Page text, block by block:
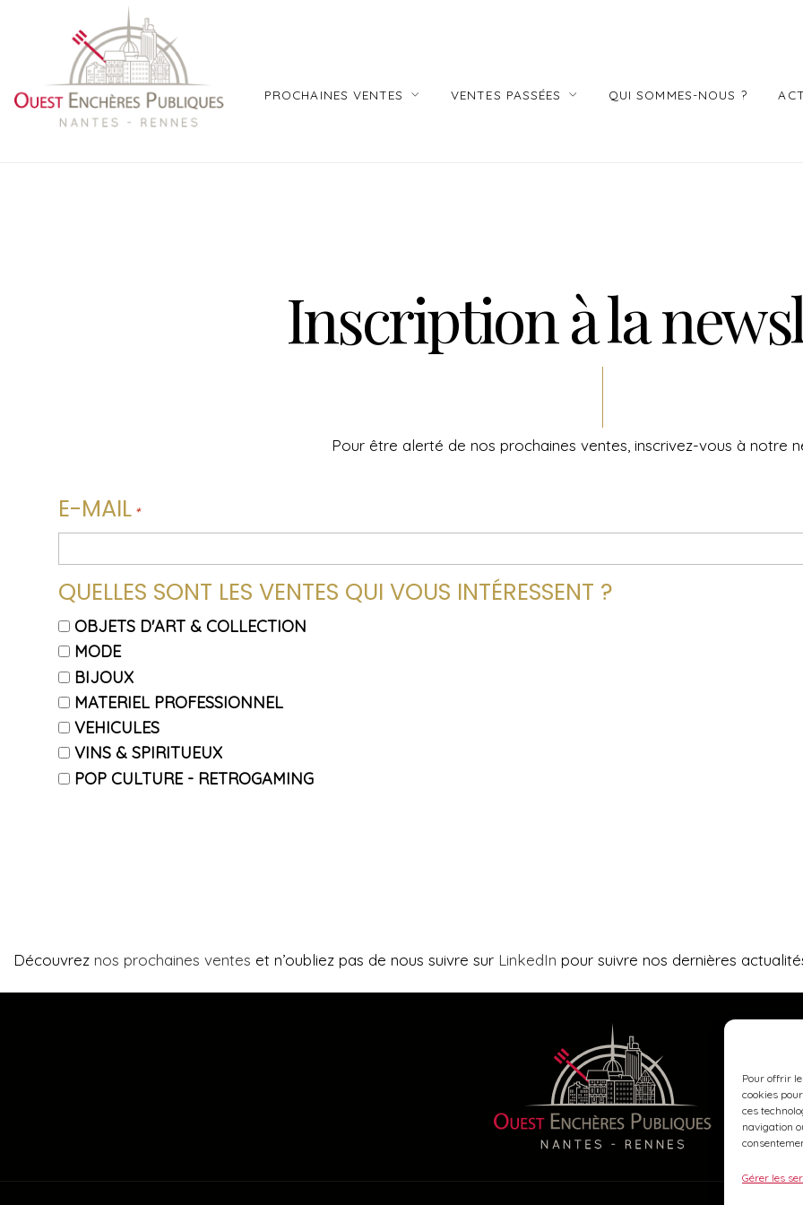
Pour offrir
cookies
ces
navigation
Gérer les
PROCHAINES VENTES VENTES PASSÉES QUI SOMMES-NOUS ?
Inscription à la
Pour être alerté de nos prochaines ventes, inscrivez-vous à notre
E-MAIL *
QUELLES SONT LES VENTES QUI VOUS INTÉRESSENT ?
OBJETS D'ART & COLLECTION
MODE
BIJOUX
MATERIEL PROFESSIONNEL
VEHICULES
VINS & SPIRITUEUX
POP CULTURE - RETROGAMING
Découvrez nos prochaines ventes et n’oubliez pas de nous suivre sur LinkedIn pour suivre nos dernières